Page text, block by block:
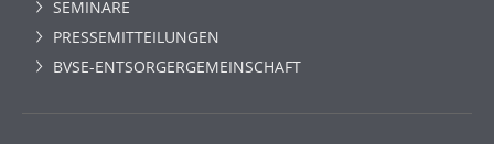
SEMINARE
PRESSEMITTEILUNGEN
BVSE-ENTSORGERGEMEINSCHAFT